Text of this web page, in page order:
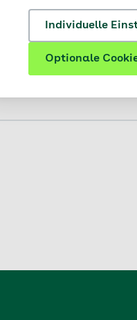
Individuelle
Optionale
aktivieren